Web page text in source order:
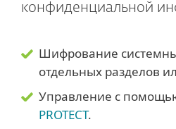
конфиденциальной
Шифрование
отдельных разделов
Управление с
PROTECT.